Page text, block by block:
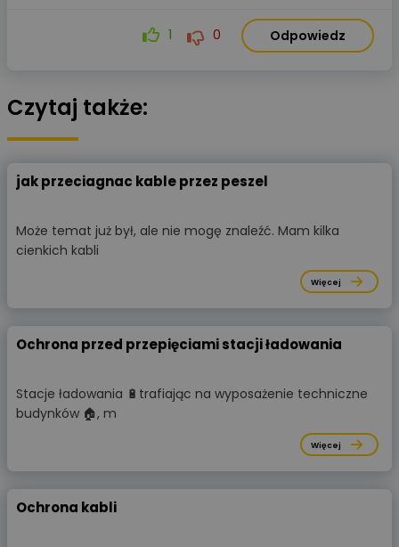
1 0 Odpowiedz
Czytaj także:
jak przeciagnac kable przez peszel
Może temat już był, ale nie mogę znaleźć. Mam kilka
cienkich kabli
Więcej
Ochrona przed przepięciami stacji ładowania
Stacje ładowania 🔋trafiając na wyposażenie techniczne
budynków 🏠, m
Więcej
Ochrona kabli